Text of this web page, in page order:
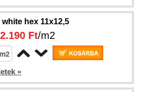
white hex 11x12,5
Ft/m2
»